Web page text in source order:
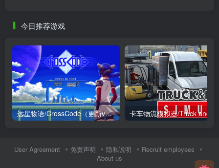
今日推荐游戏
远星物语/CrossCode（更新v1.4.2_2版+全DLC）
User Agreement 免责声明 隐私说明
Recruit employees
About us